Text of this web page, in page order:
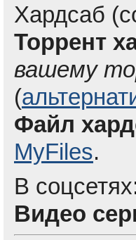
Хардсаб
Торрент
вашему
(
Файл
MyFiles.
В
Видео